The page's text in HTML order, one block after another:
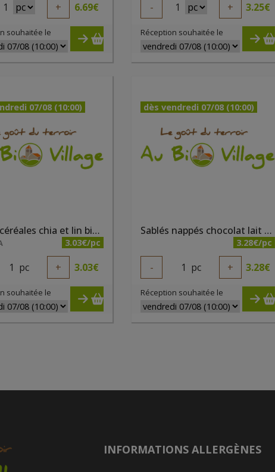
1 + 6.69€
souhaitée le
- 1 + 3.25€
Réception souhaitée le
07/08 (10:00)
Sablés céréales chia et lin bio 200g Bisson
3.03€/pc
1 pc + 3.03€
souhaitée le
dès vendredi 07/08 (10:00)
Sablés nappés chocolat lait bio 4 x 4pc 160g Elibio
3.28€/pc
- 1 pc + 3.28€
Réception souhaitée le
INFORMATIONS ALLERGÈNES